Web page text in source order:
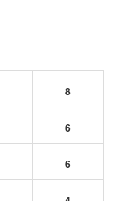
8
6
6